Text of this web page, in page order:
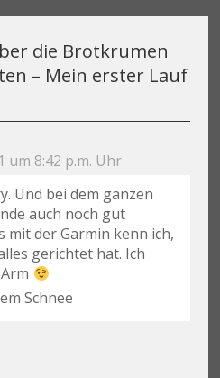
die Brotkrumen
– Mein erster Lauf
um 8:42 p.m. Uhr
Und bei dem ganzen
auch noch gut
mit der Garmin kenn ich,
gerichtet hat. Ich
Schnee